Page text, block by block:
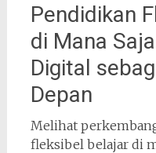
Pendidikan
di Mana
Digital
Depan
Melihat
fleksibel belajar di